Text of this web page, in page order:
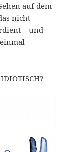
auf dem
nicht
– und